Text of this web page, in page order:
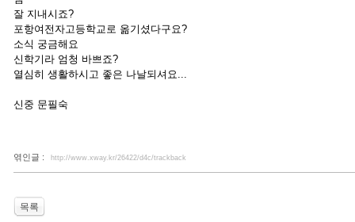
잘 지내시죠?
포항여전자고등학교로 옮기셨다구요?
소식 궁금해요
신학기라 엄청 바쁘죠?
열심히 생활하시고 좋은 나날되셔요...
신중 문필숙
엮인글 : http://www.xway.kr/26422/d4c/trackback
목록